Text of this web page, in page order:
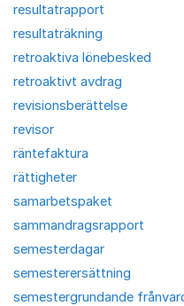
resultatrapport
resultaträkning
retroaktiva lönebesked
retroaktivt avdrag
revisionsberättelse
revisor
räntefaktura
rättigheter
samarbetspaket
sammandragsrapport
semesterdagar
semesterersättning
semestergrundande